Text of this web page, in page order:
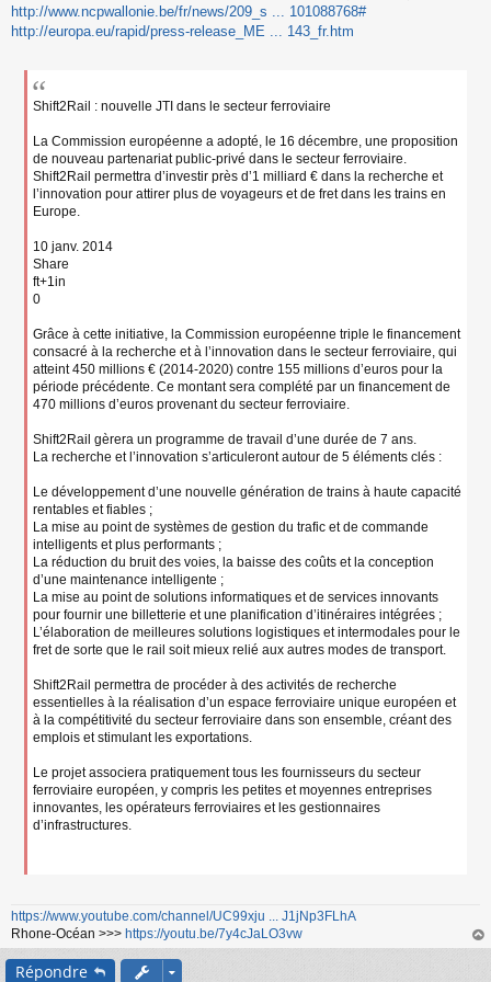
s
s
a
http://www.ncpwallonie.be/fr/news/209_s ... 101088768#
http://europa.eu/rapid/press-release_ME ... 143_fr.htm
Shift2Rail : nouvelle JTI dans le secteur ferroviaire
La Commission européenne a adopté, le 16 décembre, une proposition
de nouveau partenariat public-privé dans le secteur ferroviaire.
Shift2Rail permettra d’investir près d’1 milliard € dans la recherche et
l’innovation pour attirer plus de voyageurs et de fret dans les trains en
Europe.
10 janv. 2014
Share
ft+1in
0
Grâce à cette initiative, la Commission européenne triple le financement
consacré à la recherche et à l’innovation dans le secteur ferroviaire, qui
atteint 450 millions € (2014-2020) contre 155 millions d’euros pour la
période précédente. Ce montant sera complété par un financement de
470 millions d’euros provenant du secteur ferroviaire.
Shift2Rail gèrera un programme de travail d’une durée de 7 ans.
La recherche et l’innovation s’articuleront autour de 5 éléments clés :
Le développement d’une nouvelle génération de trains à haute capacité
rentables et fiables ;
La mise au point de systèmes de gestion du trafic et de commande
intelligents et plus performants ;
La réduction du bruit des voies, la baisse des coûts et la conception
d’une maintenance intelligente ;
La mise au point de solutions informatiques et de services innovants
pour fournir une billetterie et une planification d’itinéraires intégrées ;
L’élaboration de meilleures solutions logistiques et intermodales pour le
fret de sorte que le rail soit mieux relié aux autres modes de transport.
Shift2Rail permettra de procéder à des activités de recherche
essentielles à la réalisation d’un espace ferroviaire unique européen et
à la compétitivité du secteur ferroviaire dans son ensemble, créant des
emplois et stimulant les exportations.
Le projet associera pratiquement tous les fournisseurs du secteur
ferroviaire européen, y compris les petites et moyennes entreprises
innovantes, les opérateurs ferroviaires et les gestionnaires
d’infrastructures.
https://www.youtube.com/channel/UC99xju ... J1jNp3FLhA
Rhone-Océan >>> https://youtu.be/7y4cJaLO3vw
au
Répondre